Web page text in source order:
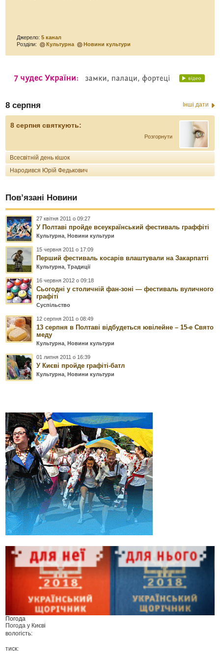
Джерело:5 канал
Розділи:
Культурна Новини культури
8 серпня Інші дати
8 серпня святкують:
Розгорнути
Всесвітній день кішок
Народився Юрій Федькович
Пов’язані Новини
27 квітня 2011 о 09:27
У Полтаві пройде всеукраїнський фестиваль граффіті
Культурна ,Новини культури
15 червня 2011 о 17:09
Перший фестиваль косарів влаштували на Закарпатті
Культурна ,Традиції
16 червня 2012 о 09:18
Сьогодні у столичній фан-зоні — фестиваль вуличного
графіті
Суспільство
12 серпня 2011 о 08:49
13 серпня в Полтаві відбудеться ювілейне – 15-е Свято
меду
Культурна ,Новини культури
01 липня 2011 о 16:39
У Києві пройде графіті-батл
Культурна ,Новини культури
Погода
Погода у Києві
вологість:
тиск: